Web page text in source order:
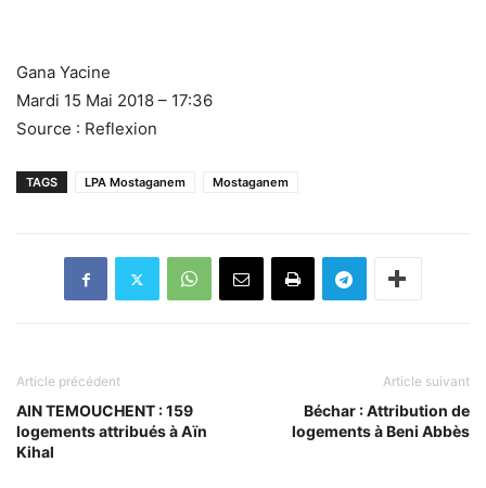
Gana Yacine
Mardi 15 Mai 2018 – 17:36
Source : Reflexion
TAGS LPA Mostaganem Mostaganem
Article précédent
AIN TEMOUCHENT : 159
logements attribués à Aïn
Kihal
Article suivant
Béchar : Attribution de
logements à Beni Abbès